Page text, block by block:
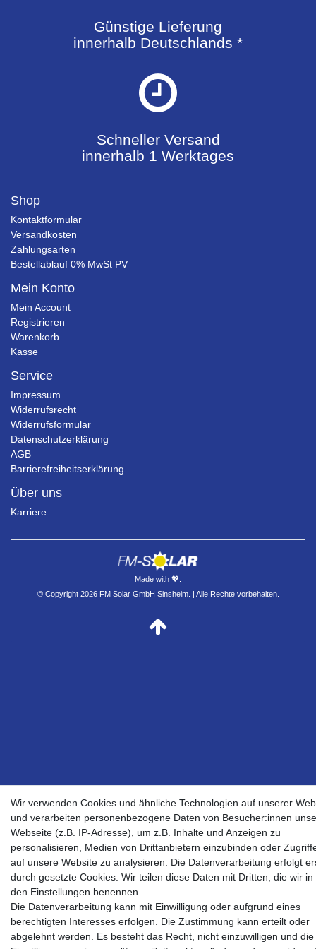
Günstige Lieferung
innerhalb Deutschlands *
Schneller Versand
innerhalb 1 Werktages
Shop
Kontaktformular
Versandkosten
Zahlungsarten
Bestellablauf 0% MwSt PV
Mein Konto
Mein Account
Registrieren
Warenkorb
Kasse
Service
Impressum
Widerrufsrecht
Widerrufsformular
Datenschutzerklärung
AGB
Barrierefreiheitserklärung
Über uns
Karriere
Made with 💖.
© Copyright 2026 FM Solar GmbH Sinsheim. | Alle Rechte vorbehalten.
Wir verwenden Cookies und ähnliche Technologien auf unserer
und verarbeiten personenbezogene Daten von Besucher:innen
Webseite (z.B. IP-Adresse), um z.B. Inhalte und Anzeigen zu
personalisieren, Medien von Drittanbietern einzubinden oder
auf unsere Website zu analysieren. Die Datenverarbeitung erfolgt
durch gesetzte Cookies. Wir teilen diese Daten mit Dritten, die wir in
den Einstellungen benennen.
Die Datenverarbeitung kann mit Einwilligung oder aufgrund eines
berechtigten Interesses erfolgen. Die Zustimmung kann erteilt oder
abgelehnt werden. Es besteht das Recht, nicht einzuwilligen und die